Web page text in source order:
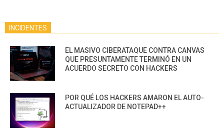
INCIDENTES
EL MASIVO CIBERATAQUE CONTRA CANVAS
QUE PRESUNTAMENTE TERMINÓ EN UN
ACUERDO SECRETO CON HACKERS
POR QUÉ LOS HACKERS AMARON EL AUTO-
ACTUALIZADOR DE NOTEPAD++